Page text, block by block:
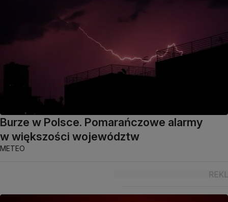
Burze w Polsce. Pomarańczowe alarmy
w większości województw
METEO